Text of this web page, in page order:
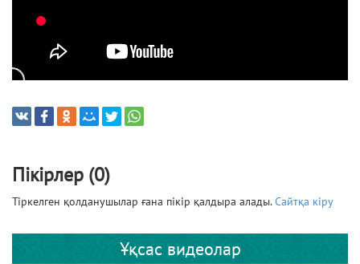
Пікірлер (0)
Тіркелген қолданушылар ғана пікір қалдыра алады.Сайтқа кіру
Ұқсас видеолар